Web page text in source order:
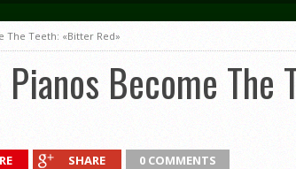
The Teeth: «Bitter Red»
Become
SHARE 0 COMMENTS